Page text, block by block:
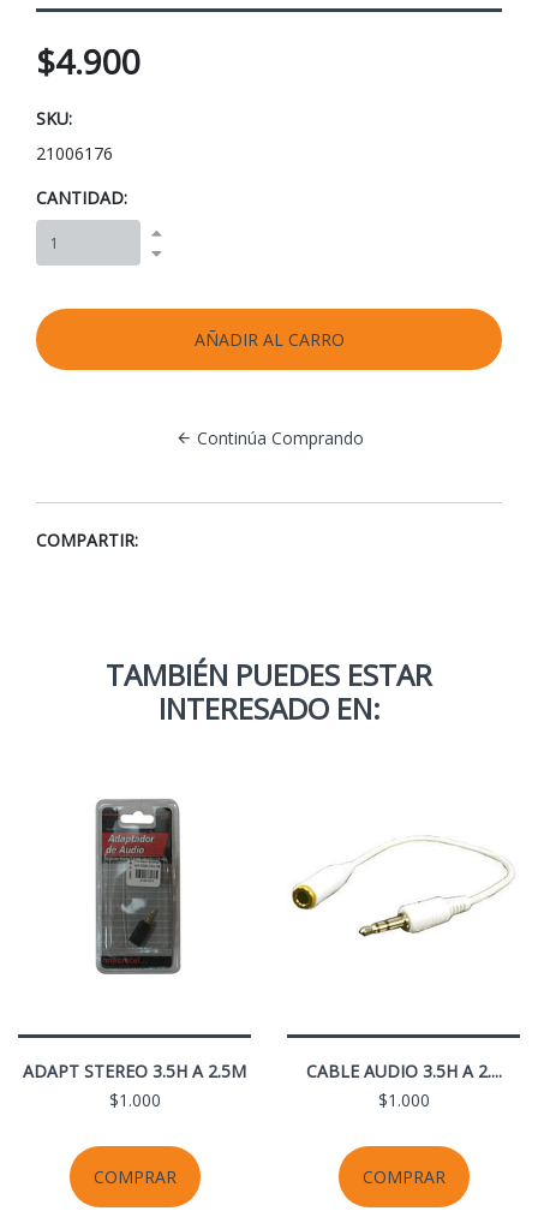
$4.900
SKU:
21006176
CANTIDAD:
Continúa Comprando
COMPARTIR:
TAMBIÉN PUEDES ESTAR
INTERESADO EN:
ADAPT STEREO 3.5H A 2.5M
$1.000
COMPRAR
CABLE AUDIO 3.5H A 2....
$1.000
COMPRAR